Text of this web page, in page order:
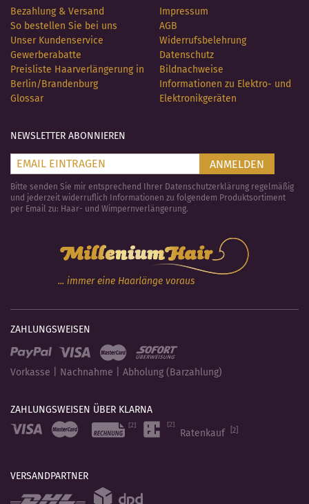
Bezahlung & Versand
So bestellen Sie bei uns
Unser Kundenservice
Gewerberabatte
Preisliste Haarverlängerung in
Berlin/Brandenburg
Glossar
Impressum
AGB
Widerrufsbelehrung
Datenschutz
Bildnachweise
Informationen zu Elektro- und
Elektronikgeräten
NEWSLETTER ABONNIEREN
ANMELDEN
Bitte senden Sie mir entsprechend Ihrer Datenschutzerklärung regelmäßig
und jederzeit widerruflich Informationen zu folgendem Produktsortiment
per Email zu: Haar- und Wimpernverlängerung.
... immer eine Haarlänge voraus
ZAHLUNGSWEISEN
Vorkasse | Nachnahme | Abholung (Barzahlung)
ZAHLUNGSWEISEN ÜBER KLARNA
Ratenkauf
[2]
VERSANDPARTNER